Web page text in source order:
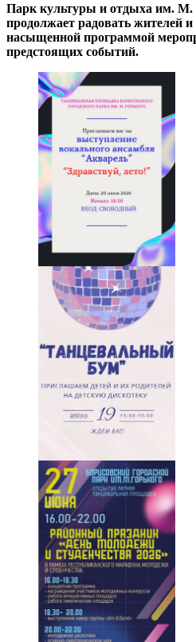
Парк культуры и отдыха им. М.
продолжает радовать жителей и
насыщенной программой
предстоящих событий.